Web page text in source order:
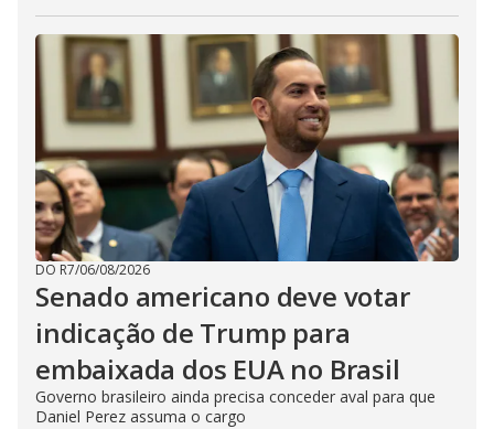
DO R7/06/08/2026
Senado americano deve votar
indicação de Trump para
embaixada dos EUA no Brasil
Governo brasileiro ainda precisa conceder aval para que
Daniel Perez assuma o cargo